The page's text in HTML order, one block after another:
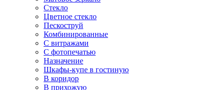
Стекло
Цветное стекло
Пескоструй
Комбинированные
С витражами
С фотопечатью
Назначение
Шкафы-купе в гостиную
В коридор
В прихожую